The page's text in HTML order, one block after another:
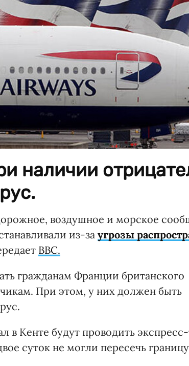
наличии
воздушное и морское
из-за угрозы
BBC.
гражданам Франции британского
При этом, у них должен быть
в Кенте будут проводить
суток не могли пересечь